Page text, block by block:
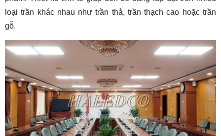
loại trần khác nhau như trần thả, trần thạch cao hoặc trần
gỗ.